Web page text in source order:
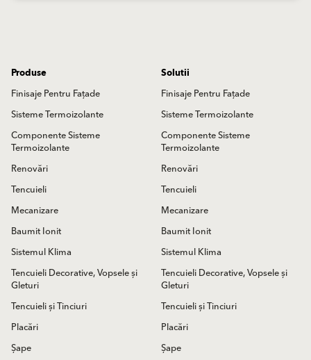
Produse
Finisaje Pentru Fațade
Sisteme Termoizolante
Componente Sisteme
Termoizolante
Renovări
Tencuieli
Mecanizare
Baumit Ionit
Sistemul Klima
Tencuieli Decorative, Vopsele și
Gleturi
Tencuieli și Tinciuri
Placări
Șape
Solutii
Finisaje Pentru Fațade
Sisteme Termoizolante
Componente Sisteme
Termoizolante
Renovări
Tencuieli
Mecanizare
Baumit Ionit
Sistemul Klima
Tencuieli Decorative, Vopsele și
Gleturi
Tencuieli și Tinciuri
Placări
Șape